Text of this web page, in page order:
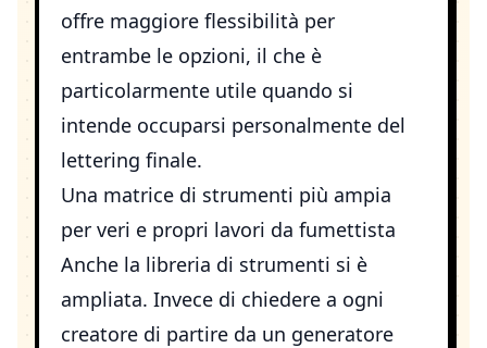
offre maggiore flessibilità per
entrambe le opzioni, il che è
particolarmente utile quando si
intende occuparsi personalmente del
lettering finale.
Una matrice di strumenti più ampia
per veri e propri lavori da fumettista
Anche la libreria di strumenti si è
ampliata. Invece di chiedere a ogni
creatore di partire da un generatore